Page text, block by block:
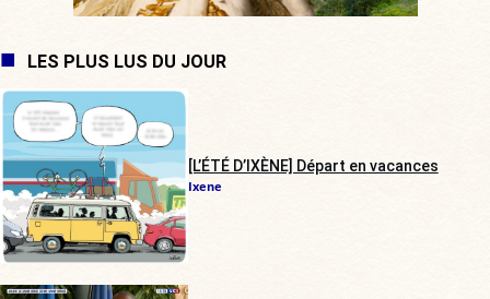
LES PLUS LUS DU JOUR
[L’ÉTÉ D’IXÈNE] Départ en vacances
Ixene